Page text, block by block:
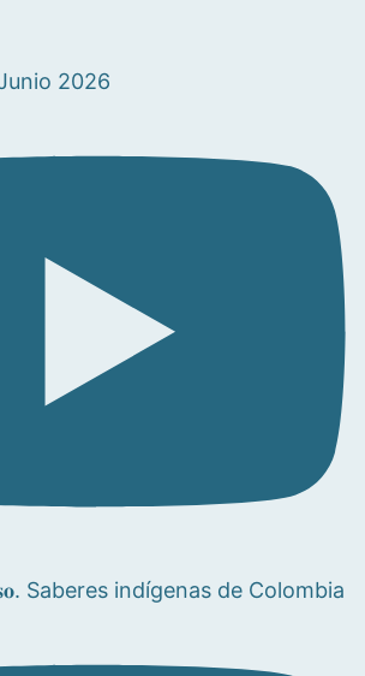
2026
Saberes indígenas de Colombia